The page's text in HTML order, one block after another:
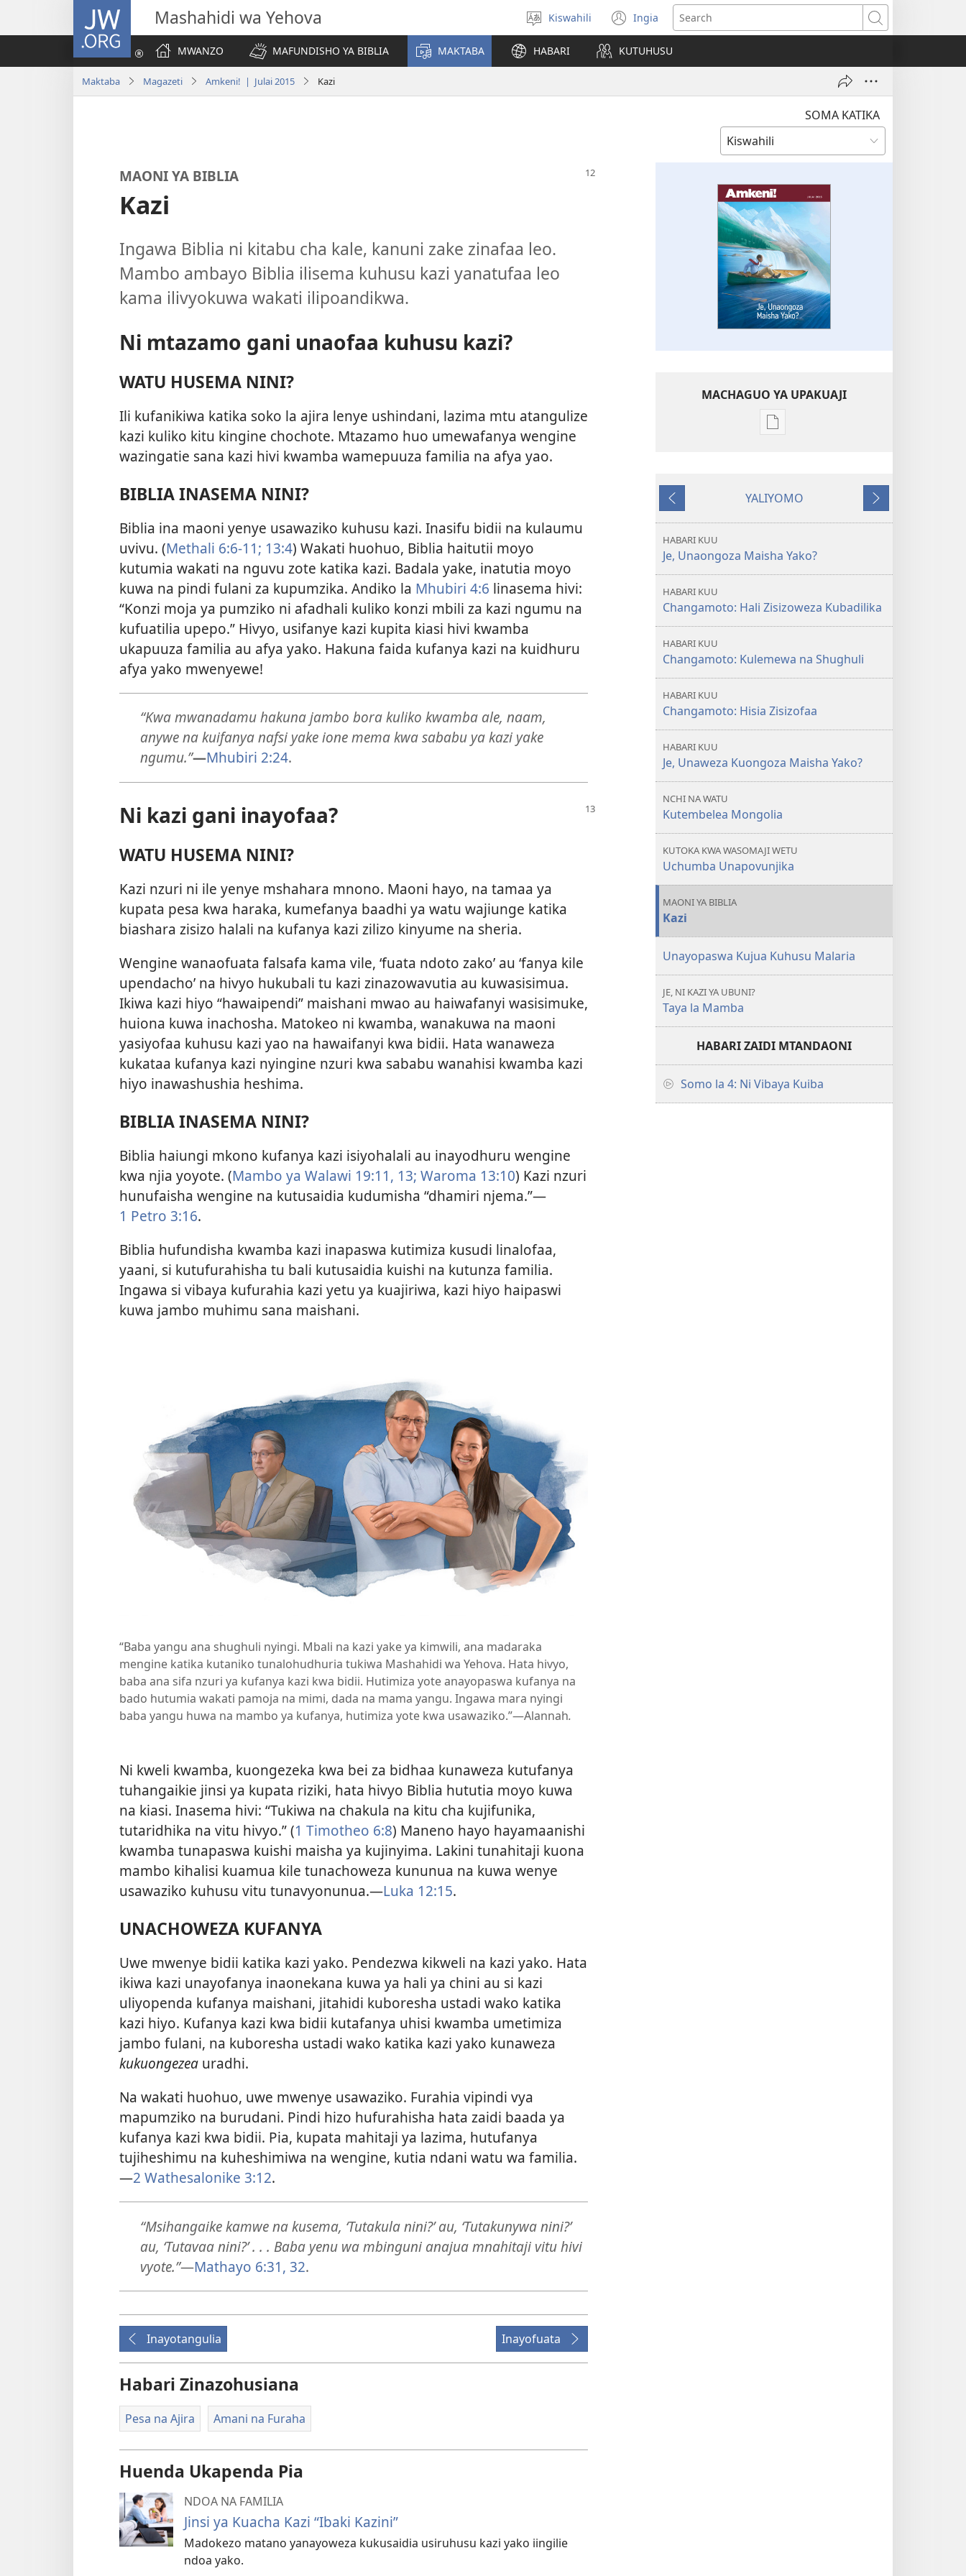
JW.ORG Mashahidi wa Yehova
Chagua
lugha
Kiswahili Ingia
(opens
new
window)
Search
MWANZO
MAFUNDISHO YA BIBLIA MAKTABA HABARI KUTUHUSU
Maktaba Magazeti Amkeni! | Julai 2015 Kazi
SOMA KATIKA
MAONI YA BIBLIA
Kazi
Ingawa Biblia ni kitabu cha kale, kanuni zake zinafaa leo.
Mambo ambayo Biblia ilisema kuhusu kazi yanatufaa leo
kama ilivyokuwa wakati ilipoandikwa.
Ni mtazamo gani unaofaa kuhusu kazi?
WATU HUSEMA NINI?
Ili kufanikiwa katika soko la ajira lenye ushindani, lazima mtu atangulize
kazi kuliko kitu kingine chochote. Mtazamo huo umewafanya wengine
wazingatie sana kazi hivi kwamba wamepuuza familia na afya yao.
BIBLIA INASEMA NINI?
Biblia ina maoni yenye usawaziko kuhusu kazi. Inasifu bidii na kulaumu
uvivu. (Methali 6:6-11; 13:4) Wakati huohuo, Biblia haitutii moyo
kutumia wakati na nguvu zote katika kazi. Badala yake, inatutia moyo
kuwa na pindi fulani za kupumzika. Andiko la Mhubiri 4:6 linasema hivi:
“Konzi moja ya pumziko ni afadhali kuliko konzi mbili za kazi ngumu na
kufuatilia upepo.” Hivyo, usifanye kazi kupita kiasi hivi kwamba
ukapuuza familia au afya yako. Hakuna faida kufanya kazi na kuidhuru
afya yako mwenyewe!
“Kwa mwanadamu hakuna jambo bora kuliko kwamba ale, naam,
anywe na kuifanya nafsi yake ione mema kwa sababu ya kazi yake
ngumu.”—Mhubiri 2:24.
Ni kazi gani inayofaa?
WATU HUSEMA NINI?
Kazi nzuri ni ile yenye mshahara mnono. Maoni hayo, na tamaa ya
kupata pesa kwa haraka, kumefanya baadhi ya watu wajiunge katika
biashara zisizo halali na kufanya kazi zilizo kinyume na sheria.
Wengine wanaofuata falsafa kama vile, ‘fuata ndoto zako’ au ‘fanya kile
upendacho’ na hivyo hukubali tu kazi zinazowavutia au kuwasisimua.
Ikiwa kazi hiyo “hawaipendi” maishani mwao au haiwafanyi wasisimuke,
huiona kuwa inachosha. Matokeo ni kwamba, wanakuwa na maoni
yasiyofaa kuhusu kazi yao na hawaifanyi kwa bidii. Hata wanaweza
kukataa kufanya kazi nyingine nzuri kwa sababu wanahisi kwamba kazi
hiyo inawashushia heshima.
BIBLIA INASEMA NINI?
Biblia haiungi mkono kufanya kazi isiyohalali au inayodhuru wengine
kwa njia yoyote. (Mambo ya Walawi 19:11, 13; Waroma 13:10) Kazi nzuri
hunufaisha wengine na kutusaidia kudumisha “dhamiri njema.”—
1 Petro 3:16.
Biblia hufundisha kwamba kazi inapaswa kutimiza kusudi linalofaa,
yaani, si kutufurahisha tu bali kutusaidia kuishi na kutunza familia.
Ingawa si vibaya kufurahia kazi yetu ya kuajiriwa, kazi hiyo haipaswi
kuwa jambo muhimu sana maishani.
“Baba yangu ana shughuli nyingi. Mbali na kazi yake ya kimwili, ana madaraka
mengine katika kutaniko tunalohudhuria tukiwa Mashahidi wa Yehova. Hata hivyo,
baba ana sifa nzuri ya kufanya kazi kwa bidii. Hutimiza yote anayopaswa kufanya na
bado hutumia wakati pamoja na mimi, dada na mama yangu. Ingawa mara nyingi
baba yangu huwa na mambo ya kufanya, hutimiza yote kwa usawaziko.”—Alannah.
Ni kweli kwamba, kuongezeka kwa bei za bidhaa kunaweza kutufanya
tuhangaikie jinsi ya kupata riziki, hata hivyo Biblia hututia moyo kuwa
na kiasi. Inasema hivi: “Tukiwa na chakula na kitu cha kujifunika,
tutaridhika na vitu hivyo.” (1 Timotheo 6:8) Maneno hayo hayamaanishi
kwamba tunapaswa kuishi maisha ya kujinyima. Lakini tunahitaji kuona
mambo kihalisi kuamua kile tunachoweza kununua na kuwa wenye
usawaziko kuhusu vitu tunavyonunua.—Luka 12:15.
UNACHOWEZA KUFANYA
Uwe mwenye bidii katika kazi yako. Pendezwa kikweli na kazi yako. Hata
ikiwa kazi unayofanya inaonekana kuwa ya hali ya chini au si kazi
uliyopenda kufanya maishani, jitahidi kuboresha ustadi wako katika
kazi hiyo. Kufanya kazi kwa bidii kutafanya uhisi kwamba umetimiza
jambo fulani, na kuboresha ustadi wako katika kazi yako kunaweza
kukuongezea uradhi.
Na wakati huohuo, uwe mwenye usawaziko. Furahia vipindi vya
mapumziko na burudani. Pindi hizo hufurahisha hata zaidi baada ya
kufanya kazi kwa bidii. Pia, kupata mahitaji ya lazima, hutufanya
tujiheshimu na kuheshimiwa na wengine, kutia ndani watu wa familia.
—2 Wathesalonike 3:12.
“Msihangaike kamwe na kusema, ‘Tutakula nini?’ au, ‘Tutakunywa nini?’
au, ‘Tutavaa nini?’ . . . Baba yenu wa mbinguni anajua mnahitaji vitu hivi
vyote.”—Mathayo 6:31, 32.
Inayotangulia Inayofuata
Habari Zinazohusiana
Pesa na Ajira Amani na Furaha
Huenda Ukapenda Pia
NDOA NA FAMILIA
Jinsi ya Kuacha Kazi “Ibaki Kazini”
Madokezo matano yanayoweza kukusaidia usiruhusu kazi yako iingilie
ndoa yako.
MACHAGUO YA UPAKUAJI
Mbinu
ya
Je,
Yako?
Inayotangulia
YALIYOMO
Inayofuata
HABARI KUU
Je, Unaongoza Maisha Yako?
HABARI KUU
Changamoto: Hali Zisizoweza Kubadilika
HABARI KUU
Changamoto: Kulemewa na Shughuli
HABARI KUU
Changamoto: Hisia Zisizofaa
HABARI KUU
Je, Unaweza Kuongoza Maisha Yako?
NCHI NA WATU
Kutembelea Mongolia
KUTOKA KWA WASOMAJI WETU
Uchumba Unapovunjika
MAONI YA BIBLIA
Kazi
Unayopaswa Kujua Kuhusu Malaria
JE, NI KAZI YA UBUNI?
Taya la Mamba
HABARI ZAIDI MTANDAONI
Somo la 4: Ni Vibaya Kuiba